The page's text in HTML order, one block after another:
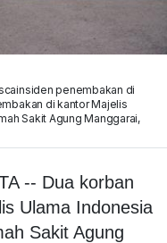
penembakan di
di kantor Majelis
Sakit Agung Manggarai,
-- Dua korban
Ulama Indonesia
Sakit Agung